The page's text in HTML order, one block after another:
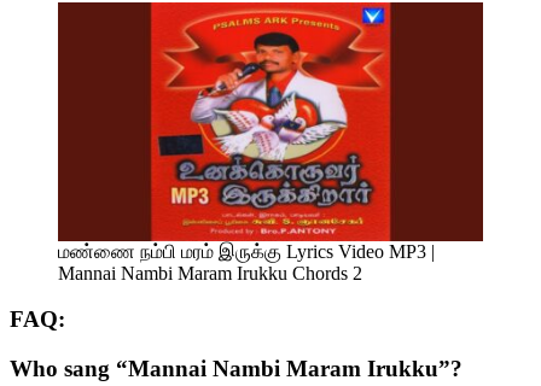
மண்ணை நம்பி மரம் இருக்கு Lyrics Video MP3 |
Mannai Nambi Maram Irukku Chords 2
FAQ:
Who sang “Mannai Nambi Maram Irukku”?